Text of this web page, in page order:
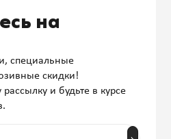
на
специальные
скидки!
и будьте в курсе